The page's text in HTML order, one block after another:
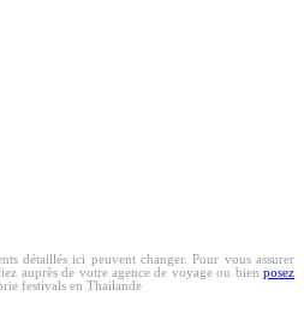
détaillés ici peuvent changer. Pour vous assurer
auprès de votre agence de voyage ou bien posez
festivals en Thailande